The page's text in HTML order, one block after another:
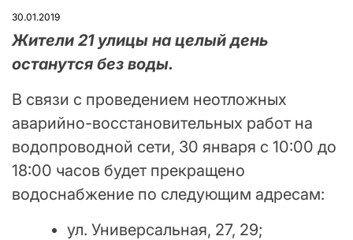
30.01.2019
Жители 21 улицы на целый день
останутся без воды.
В связи с проведением неотложных
аварийно-восстановительных работ на
водопроводной сети, 30 января с 10:00 до
18:00 часов будет прекращено
водоснабжение по следующим адресам:
ул. Универсальная, 27, 29;